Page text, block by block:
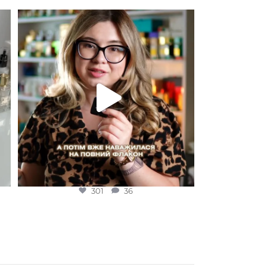
Для замовлення переходьте на сайт або в
Instagram...
301 36
301 36